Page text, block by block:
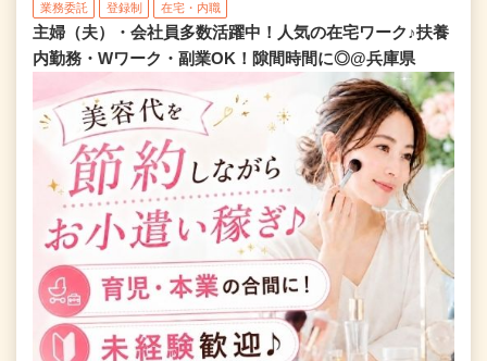
業務委託 登録制 在宅・内職
主婦（夫）・会社員多数活躍中！人気の在宅ワーク♪扶養
内勤務・Wワーク・副業OK！隙間時間に◎@兵庫県